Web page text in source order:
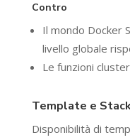
Contro
Il mondo Docker
livello globale
Le funzioni
Template e
Disponibilità di